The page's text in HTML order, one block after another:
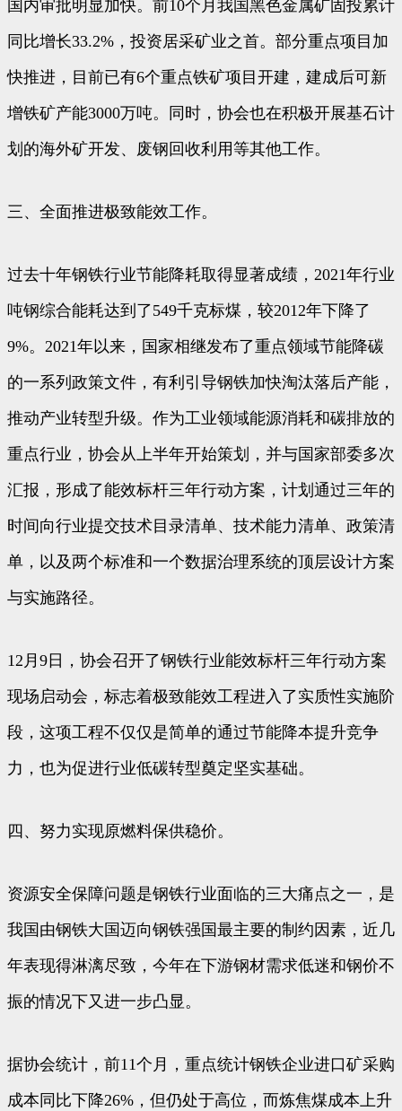
国内审批明显加快。前10个月我国黑色金属矿固投累计
同比增长33.2%，投资居采矿业之首。部分重点项目加
快推进，目前已有6个重点铁矿项目开建，建成后可新
增铁矿产能3000万吨。同时，协会也在积极开展基石计
划的海外矿开发、废钢回收利用等其他工作。
三、全面推进极致能效工作。
过去十年钢铁行业节能降耗取得显著成绩，2021年行业
吨钢综合能耗达到了549千克标煤，较2012年下降了
9%。2021年以来，国家相继发布了重点领域节能降碳
的一系列政策文件，有利引导钢铁加快淘汰落后产能，
推动产业转型升级。作为工业领域能源消耗和碳排放的
重点行业，协会从上半年开始策划，并与国家部委多次
汇报，形成了能效标杆三年行动方案，计划通过三年的
时间向行业提交技术目录清单、技术能力清单、政策清
单，以及两个标准和一个数据治理系统的顶层设计方案
与实施路径。
12月9日，协会召开了钢铁行业能效标杆三年行动方案
现场启动会，标志着极致能效工程进入了实质性实施阶
段，这项工程不仅仅是简单的通过节能降本提升竞争
力，也为促进行业低碳转型奠定坚实基础。
四、努力实现原燃料保供稳价。
资源安全保障问题是钢铁行业面临的三大痛点之一，是
我国由钢铁大国迈向钢铁强国最主要的制约因素，近几
年表现得淋漓尽致，今年在下游钢材需求低迷和钢价不
振的情况下又进一步凸显。
据协会统计，前11个月，重点统计钢铁企业进口矿采购
成本同比下降26%，但仍处于高位，而炼焦煤成本上升